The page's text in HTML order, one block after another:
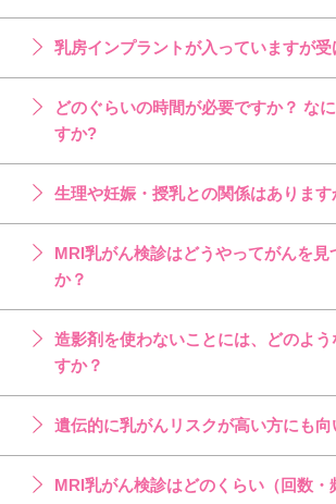
乳房インプラントが入っていますが受
どのぐらいの時間が必要ですか？ な
すか?
生理や妊娠・授乳との関係はあります
MRI乳がん検診はどうやってがんを見
か？
造影剤を使わないことには、どのよう
すか？
遺伝的に乳がんリスクが高い方にも向
MRI乳がん検診はどのくらい（回数・